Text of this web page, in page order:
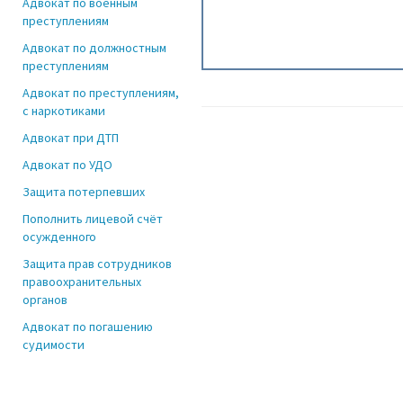
преступлениям
Адвокат по должностным
преступлениям
Адвокат по преступлениям,
с наркотиками
Адвокат при ДТП
Адвокат по УДО
Защита потерпевших
Пополнить лицевой счёт
осужденного
Защита прав сотрудников
правоохранительных
органов
Адвокат по погашению
судимости